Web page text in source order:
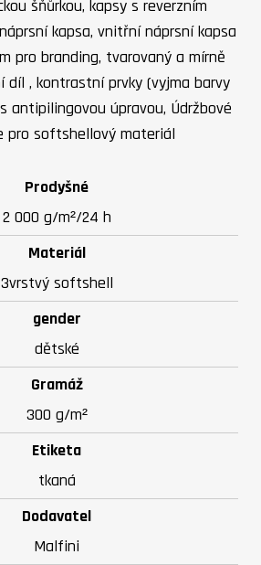
šňůrkou, kapsy s reverzním
kapsa, vnitřní náprsní kapsa
pro branding, tvarovaný a mírně
díl , kontrastní prvky (vyjma barvy
antipilingovou úpravou, Údržbové
pro softshellový materiál
Prodyšné
2 000 g/m²/24 h
Materiál
3vrstvý softshell
gender
dětské
Gramáž
300 g/m²
Etiketa
tkaná
Dodavatel
Malfini